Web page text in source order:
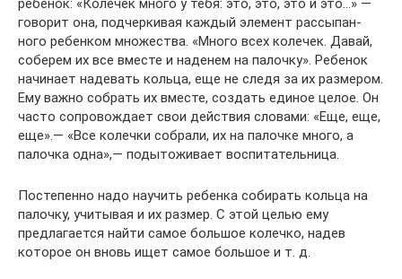
ребенок: «Колечек много у тебя: это, это, это и это…» —
говорит она, подчеркивая каждый элемент рассыпан­
ного ребенком множества. «Много всех колечек. Давай,
соберем их все вместе и наденем на палочку». Ребенок
начинает наде­вать кольца, еще не следя за их размером.
Ему важно собрать их вместе, создать единое целое. Он
часто сопровождает свои действия словами: «Еще, еще,
еще».— «Все колечки собрали, их на палочке много, а
палочка одна»,— подытоживает воспита­тельница.
Постепенно надо научить ребенка собирать кольца на
палоч­ку, учитывая и их размер. С этой целью ему
предлагается найти самое большое колечко, надев
которое он вновь ищет самое большое и т. д.